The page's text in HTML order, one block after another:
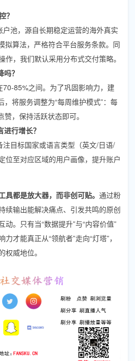
？
户池，源自长期稳定运营的海外真实
拟算法，严格符合平台服务条款。同
作，我们默认采用分布式交付策略。
？
85%之间。为了巩固影响力，建
将服务调整为“每周维护模式”：每
，保持活跃状态即可。
行增长？
目标国家或语言类型（英文/日语/
位至对应区域的用户画像，提升账户
具都是放大器，而非创可贴。 通过粉
续输出能解决痛点、引发共鸣的原创
。只有当“数据提升”与“内容价值”
才能真正从“领航者”走向“灯塔”，
威地位。